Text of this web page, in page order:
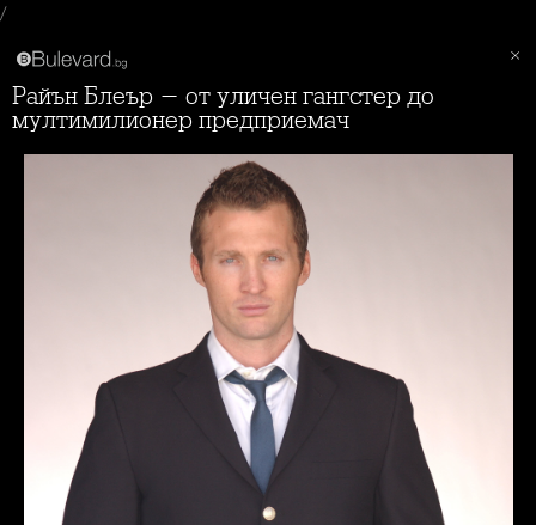
/
Райън Блеър - от уличен гангстер до
мултимилионер предприемач